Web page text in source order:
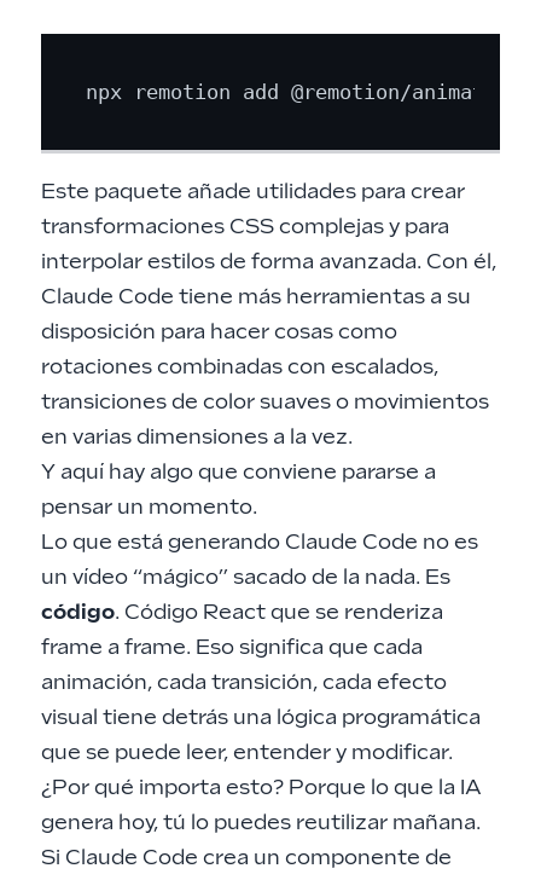
Este paquete añade utilidades para crear
transformaciones CSS complejas y para
interpolar estilos de forma avanzada. Con él,
Claude Code tiene más herramientas a su
disposición para hacer cosas como
rotaciones combinadas con escalados,
transiciones de color suaves o movimientos
en varias dimensiones a la vez.
Y aquí hay algo que conviene pararse a
pensar un momento.
Lo que está generando Claude Code no es
un vídeo “mágico” sacado de la nada. Es
código. Código React que se renderiza
frame a frame. Eso significa que cada
animación, cada transición, cada efecto
visual tiene detrás una lógica programática
que se puede leer, entender y modificar.
¿Por qué importa esto? Porque lo que la IA
genera hoy, tú lo puedes reutilizar mañana.
Si Claude Code crea un componente de